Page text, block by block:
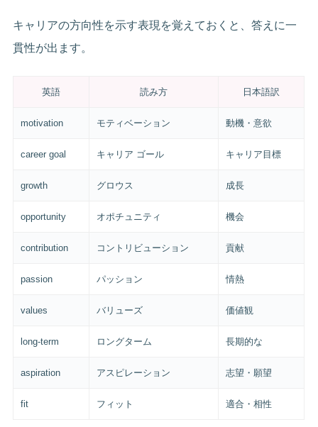
キャリアの方向性を示す表現を覚えておくと、答えに一
貫性が出ます。
英語 読み方 日本語訳
motivation モティベーション 動機・意欲
career goal キャリア ゴール キャリア目標
growth グロウス 成長
opportunity オポチュニティ 機会
contribution コントリビューション 貢献
passion パッション 情熱
values バリューズ 価値観
long-term ロングターム 長期的な
aspiration アスピレーション 志望・願望
fit フィット 適合・相性